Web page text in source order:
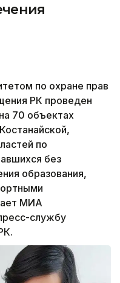
по охране прав
РК проведен
70 объектах
по
без
образования,
МИА
службу